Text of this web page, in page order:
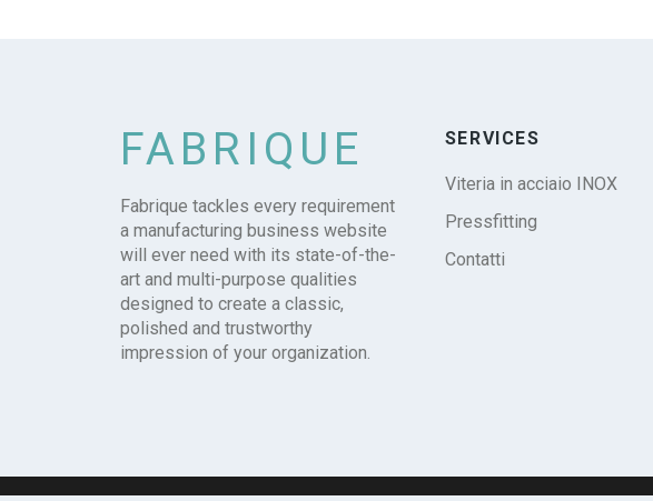
FABRIQUE
Fabrique tackles every requirement
a manufacturing business website
will ever need with its state-of-the-
art and multi-purpose qualities
designed to create a classic,
polished and trustworthy
impression of your organization.
SERVICES
Viteria in acciaio INOX
Pressfitting
Contatti